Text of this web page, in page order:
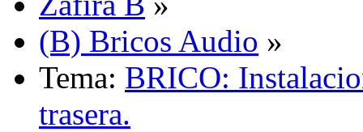
(B) Bricos Audio »
Tema: BRICO:
trasera.